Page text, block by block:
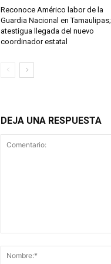
Reconoce Américo labor de la
Guardia Nacional en Tamaulipas;
atestigua llegada del nuevo
coordinador estatal
DEJA UNA RESPUESTA